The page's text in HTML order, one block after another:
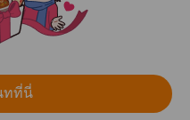
ทที่นี่